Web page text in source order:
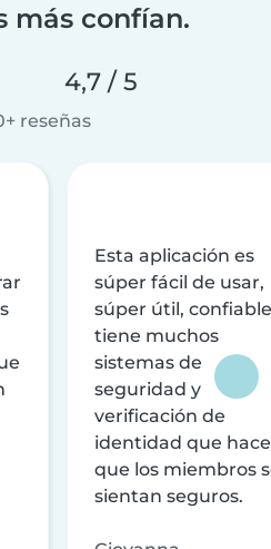
más confían.
4,7 / 5
reseñas
Esta aplicación es
súper fácil de usar,
súper útil,
tiene muchos
sistemas de
seguridad y
verificación de
identidad que
que los miembros
sientan seguros.